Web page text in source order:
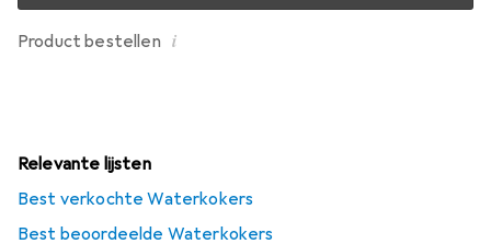
Product bestellen i
Relevante lijsten
Best verkochte Waterkokers
Best beoordeelde Waterkokers